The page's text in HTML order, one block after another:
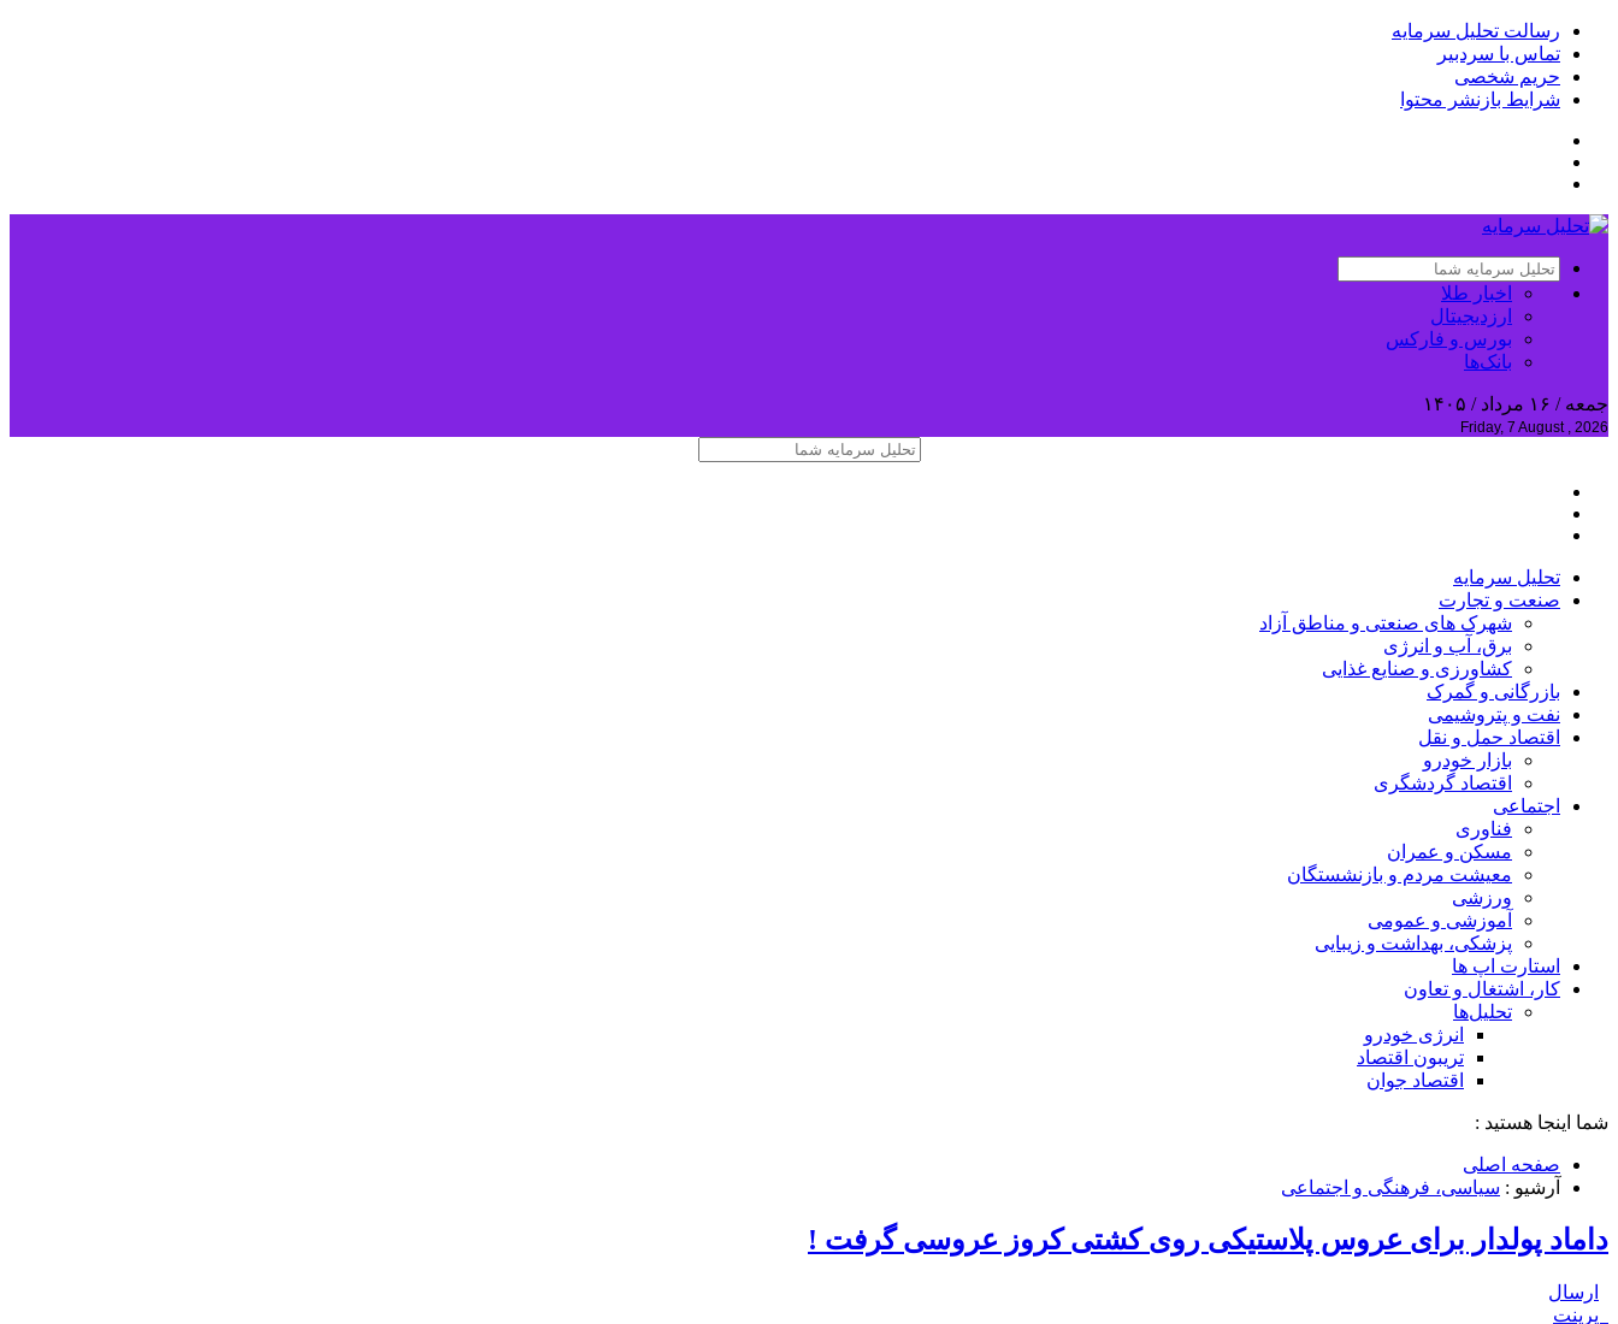
رسالت تحلیل سرمایه
تماس با سردبیر
حریم شخصی
شرایط بازنشر محتوا
اخبار طلا
ارزدیجیتال
بورس و فارکس
بانک‌ها
جمعه / ۱۶ مرداد / ۱۴۰۵
Friday, 7 August , 2026
تحلیل‌ سرمایه
صنعت و تجارت
شهرک های صنعتی و مناطق آزاد
برق، آب و انرژی
کشاورزی و صنایع غذایی
بازرگانی و گمرک
نفت و پتروشیمی
اقتصاد حمل و نقل
بازار خودرو
اقتصاد گردشگری
اجتماعی
فناوری
مسکن و عمران
معیشت مردم و بازنشستگان
ورزشی
آموزشی و عمومی
پزشکی، بهداشت و زیبایی
استارت اپ ها
کار، اشتغال و تعاون
تحلیل‌ها
انرژی خودرو
تریبون اقتصاد
اقتصاد جوان
شما اینجا هستید :
صفحه اصلی
آرشیو : سیاسی، فرهنگی و اجتماعی
داماد پولدار برای عروس پلاستیکی روی کشتی کروز عروسی گرفت !
ارسال
پرینت